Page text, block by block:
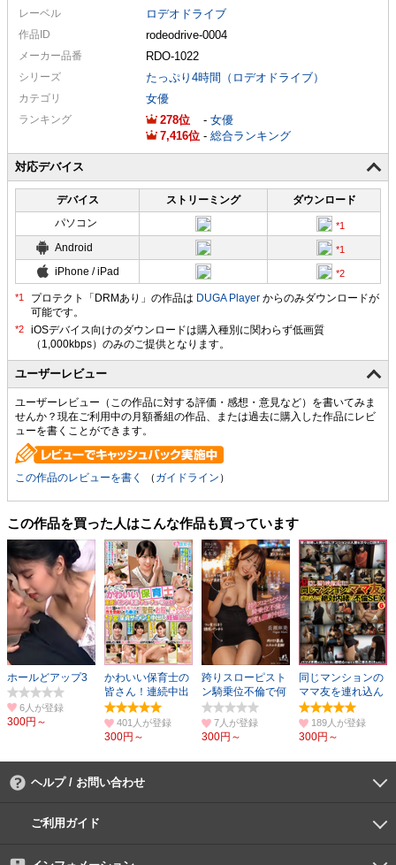
レーベル ロデオドライブ
作品ID rodeodrive-0004
メーカー品番 RDO-1022
シリーズ たっぷり4時間（ロデオドライブ）
カテゴリ 女優
ランキング 278 - 女優
7,416
- 総合ランキング
対応デバイス
デバイス ストリーミング
ダウンロード
パソコン
Android
iPhone / iPad
プロテクト「DRMあり」の作品は DUGA Player からのみダウンロードが
可能です。
ユーザーレビュー
ユーザーレビュー（この作品に対する評価・感想・意見など）を書いてみま
せんか？現在ご利用中の月額番組の作品、または過去に購入した作品にレビ
ューを書くことができます。
この作品のレビューを書く （ ガイドライン ）
この作品を買った人はこんな作品も買っています
ホールどアップ3
6人
300円～
かわいい保育士の
皆さん！連続中出
し妊娠スペシャ
ル！401人
300円～
跨りスローピスト
ン騎乗位不倫で何
度も●制中出し
7人
300円～
同じマンションの
ママ友を連れ込ん
で不倫SEX 6
189人
300円～
ヘルプ / お問い合わせ
よくあるご質問
ご利用環境
お支払い方法
パスワードの再設定
サポートセンター
ご利用ガイド